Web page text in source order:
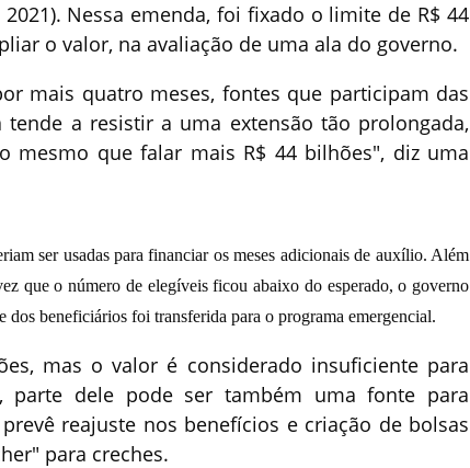
Nessa emenda, foi fixado o limite de R$ 44
o valor, na avaliação de uma ala do governo.
mais quatro meses, fontes que participam das
a resistir a uma extensão tão prolongada,
mesmo que falar mais R$ 44 bilhões", diz uma
ser usadas para financiar os meses adicionais de auxílio. Além
que o número de elegíveis ficou abaixo do esperado, o governo
beneficiários foi transferida para o programa emergencial.
mas o valor é considerado insuficiente para
parte dele pode ser também uma fonte para
reajuste nos benefícios e criação de bolsas
para creches.